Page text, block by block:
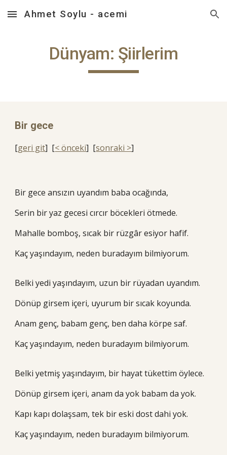
Skip to main content Skip to navigation
Ahmet Soylu - acemi
Dünyam: Şiirlerim
Bir gece
[geri git] [< önceki] [sonraki >]
Bir gece ansızın uyandım baba ocağında,
Serin bir yaz gecesi cırcır böcekleri ötmede.
Mahalle bomboş, sıcak bir rüzgâr esiyor hafif.
Kaç yaşındayım, neden buradayım bilmiyorum.
Belki yedi yaşındayım, uzun bir rüyadan uyandım.
Dönüp girsem içeri, uyurum bir sıcak koyunda.
Anam genç, babam genç, ben daha körpe saf.
Kaç yaşındayım, neden buradayım bilmiyorum.
Belki yetmiş yaşındayım, bir hayat tükettim öylece.
Dönüp girsem içeri, anam da yok babam da yok.
Kapı kapı dolaşsam, tek bir eski dost dahi yok.
Kaç yaşındayım, neden buradayım bilmiyorum.